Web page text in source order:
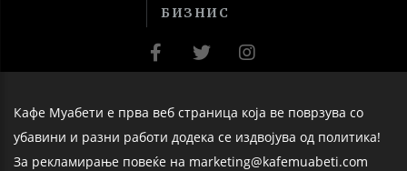
БИЗНИС
Кафе Муабети е прва веб страница која ве поврзува со
убавини и разни работи додека се издвојува од политика!
За рекламирање повеќе на marketing@kafemuabeti.com